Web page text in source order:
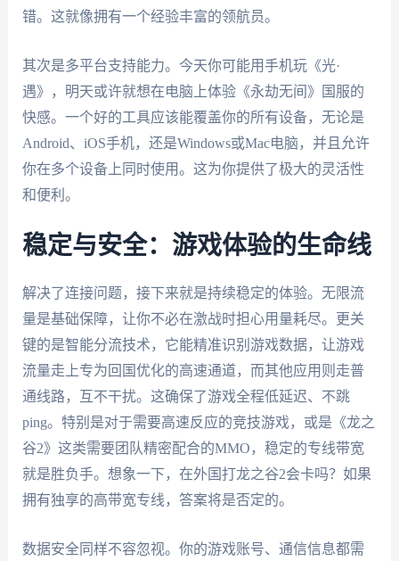
错。这就像拥有一个经验丰富的领航员。
其次是多平台支持能力。今天你可能用手机玩《光·
遇》，明天或许就想在电脑上体验《永劫无间》国服的
快感。一个好的工具应该能覆盖你的所有设备，无论是
Android、iOS手机，还是Windows或Mac电脑，并且允许
你在多个设备上同时使用。这为你提供了极大的灵活性
和便利。
稳定与安全：游戏体验的生命线
解决了连接问题，接下来就是持续稳定的体验。无限流
量是基础保障，让你不必在激战时担心用量耗尽。更关
键的是智能分流技术，它能精准识别游戏数据，让游戏
流量走上专为回国优化的高速通道，而其他应用则走普
通线路，互不干扰。这确保了游戏全程低延迟、不跳
ping。特别是对于需要高速反应的竞技游戏，或是《龙之
谷2》这类需要团队精密配合的MMO，稳定的专线带宽
就是胜负手。想象一下，在外国打龙之谷2会卡吗？如果
拥有独享的高带宽专线，答案将是否定的。
数据安全同样不容忽视。你的游戏账号、通信信息都需